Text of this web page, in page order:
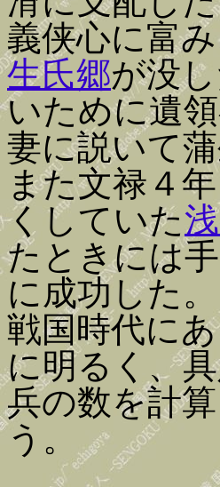
義侠心に富
生氏郷が没
いために遺
妻に説いて
また文禄４
くしていた
たときには
に成功した。
戦国時代に
に明るく、
兵の数を計
う。